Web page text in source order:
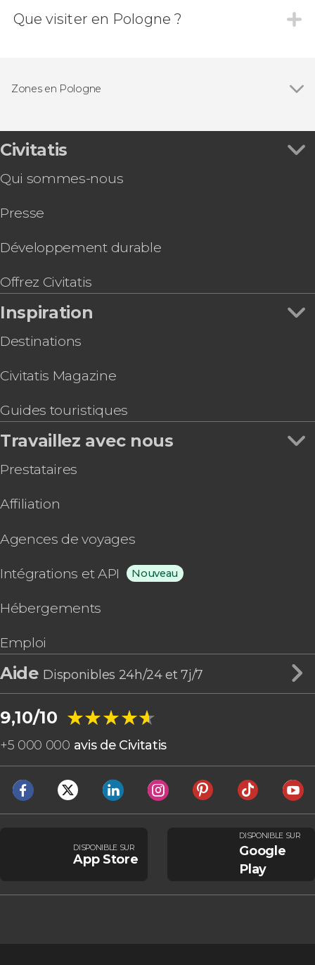
Que visiter en Pologne ?
Zones en Pologne
Civitatis
Qui sommes-nous
Presse
Développement durable
Offrez Civitatis
Inspiration
Destinations
Civitatis Magazine
Guides touristiques
Travaillez avec nous
Prestataires
Affiliation
Agences de voyages
Intégrations et API Nouveau
Hébergements
Emploi
Aide Disponibles 24h/24 et 7j/7
9,10/10 ★★★★★
★★★★★
+5 000 000 avis de Civitatis
DISPONIBLE SUR
App Store
DISPONIBLE SUR
Google
Play